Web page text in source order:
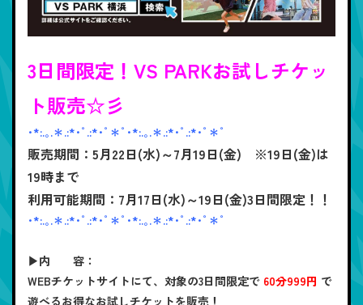
3日間限定！VS PARKお試しチケッ
ト販売☆彡
･*:.｡.＊.:*･ﾟ.:*･ﾟ＊ﾟ･*:.｡.＊.:*･ﾟ.:*･ﾟ＊ﾟ
販売期間：5月22日(水)～7月19日(金) ※19日(金)は
19時まで
利用可能期間：7月17日(水)～19日(金)3日間限定！！
･*:.｡.＊.:*･ﾟ.:*･ﾟ＊ﾟ･*:.｡.＊.:*･ﾟ.:*･ﾟ＊ﾟ
▶内 容：
WEBチケットサイトにて、対象の3日間限定で 60分999円 で
遊べるお得なお試しチケットを販売！